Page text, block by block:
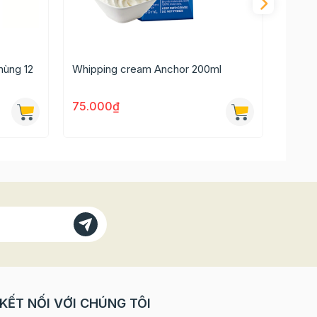
12
Whipping cream Anchor 200ml
75.000₫
KẾT NỐI VỚI CHÚNG TÔI